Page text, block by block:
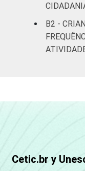
CLASSE
B2 -
Cetic.br y